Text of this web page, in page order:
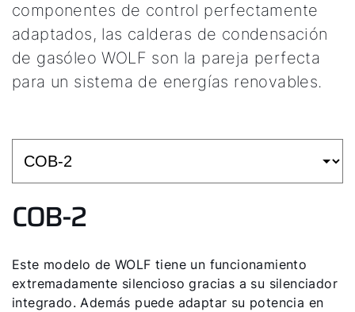
componentes de control perfectamente
adaptados, las calderas de condensación
de gasóleo WOLF son la pareja perfecta
para un sistema de energías renovables.
COB-2
Este modelo de WOLF tiene un funcionamiento
extremadamente silencioso gracias a su silenciador
integrado. Además puede adaptar su potencia en